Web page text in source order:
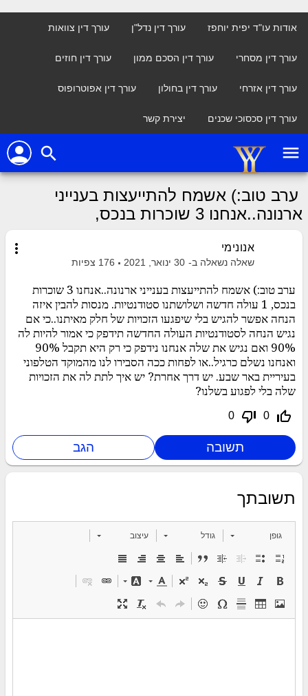
אודות עו"ד יפית יוחפז עורך דין נדל"ן עורך דין צוואות
עורך דין מסחרי עורך דין הסכם ממון עורך דין חוזים
עורך דין אזרחי עורך דין בחולון עורך דין אפוטרופוס
עורך דין סכסוכי שכנים יצירת קשר
menu
search
person
ערב טוב:) אשמח להתייעצות בענייני
ארנונה..אנחנו 3 שוכרות בנכס,
more_vert אנונימי
שאלה נשאלה ב- 30 ינואר, 2021 176 צפיות
ערב טוב:) אשמח להתייעצות בענייני ארנונה..אנחנו 3 שוכרות
בנכס, 1 עולה חדשה ושלושתנו סטודנטיות. מנסות להבין איזה
הנחה אפשר להגיש בלי שיפגעו הזכויות של חלק מאיתנו..כי אם
נגיש הנחה לסטודנטיות העולה החדשה תידפק כי אמור להיות לה
90% ואם נגיש את שלה אנחנו נידפק כי רק היא תקבל 90%
ואנחנו נשלם כרגיל..או לפחות ככה הסבירו לנו מהמוקד הטלפוני
בעיריית באר שבע. יש דרך אחרת? יש איך לתת לה את הזכויות
שלה בלי לפגוע בשלנו?
thumb_up_off_alt
0
thumb_down_off_alt
0
תשובתך
גופן גודל עיצוב